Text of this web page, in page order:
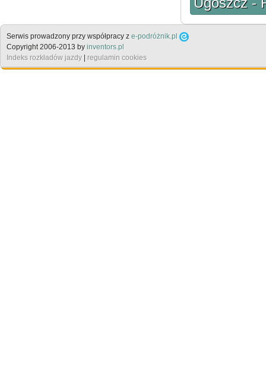
Serwis prowadzony przy współpracy z e-podróżnik.pl
Copyright 2006-2013 by inventors.pl
Indeks rozkładów jazdy | regulamin cookies